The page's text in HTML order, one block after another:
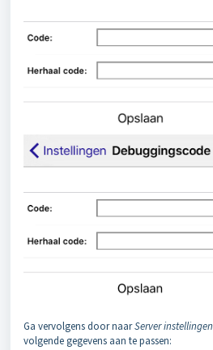
Ga vervolgens door naarServer instellingen
volgende gegevens aan te passen: